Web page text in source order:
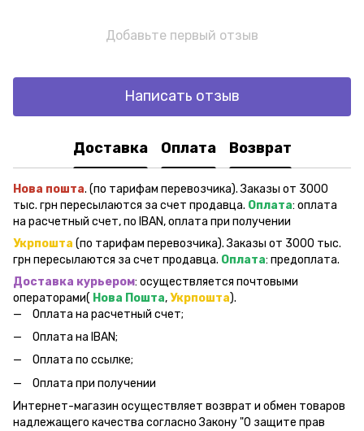
Добавьте первый отзыв
Написать отзыв
Доставка Оплата Возврат
Нова пошта. (по тарифам перевозчика). Заказы от 3000
тыс. грн пересылаются за счет продавца. Оплата: оплата
на расчетный счет, по IBAN, оплата при получении
Укрпошта (по тарифам перевозчика). Заказы от 3000 тыс.
грн пересылаются за счет продавца. Оплата: предоплата.
Доставка курьером: осуществляется почтовыми
операторами( Нова Пошта,Укрпошта).
Оплата на расчетный счет;
Оплата на IBAN;
Оплата по ссылке;
Оплата при получении
Интернет-магазин осуществляет возврат и обмен товаров
надлежащего качества согласно Закону "О защите прав